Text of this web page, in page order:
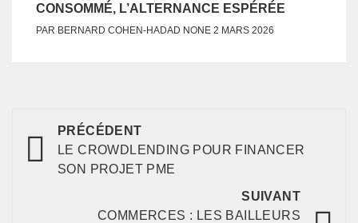
CONSOMMÉ, L’ALTERNANCE ESPÉRÉE
PAR BERNARD COHEN-HADAD NONE 2 MARS 2026
PRÉCÉDENT
LE CROWDLENDING POUR FINANCER
SON PROJET PME
SUIVANT
COMMERCES : LES BAILLEURS